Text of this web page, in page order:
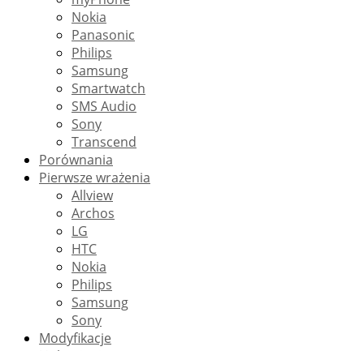
Nokia
Panasonic
Philips
Samsung
Smartwatch
SMS Audio
Sony
Transcend
Porównania
Pierwsze wrażenia
Allview
Archos
LG
HTC
Nokia
Philips
Samsung
Sony
Modyfikacje